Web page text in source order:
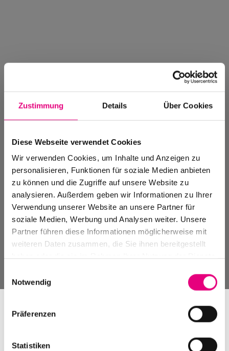
Zustimmung Details Über Cookies
Diese Webseite verwendet Cookies
Wir verwenden Cookies, um Inhalte und Anzeigen zu
personalisieren, Funktionen für soziale Medien anbieten
zu können und die Zugriffe auf unsere Website zu
analysieren. Außerdem geben wir Informationen zu Ihrer
Verwendung unserer Website an unsere Partner für
soziale Medien, Werbung und Analysen weiter. Unsere
Partner führen diese Informationen möglicherweise mit
weiteren Daten zusammen, die Sie ihnen bereitgestellt
Notwendig
Präferenzen
Statistiken